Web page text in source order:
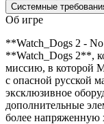
Системные
Об игре
**Watch_Dogs 2 -
**Watch_Dogs 2**,
миссию, в которой
с опасной русской
эксклюзивное
дополнительные
более напряженную